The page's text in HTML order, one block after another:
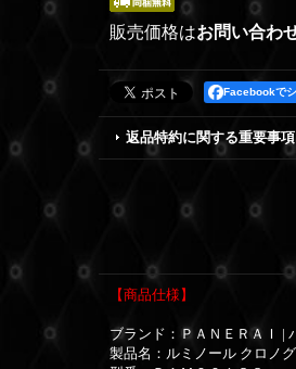
販売価格はお問い合わ
Facebookで
返品特約に関する重要事項
【商品仕様】
ブランド：ＰＡＮＥＲＡＩ |
製品名：ルミノール クロノ